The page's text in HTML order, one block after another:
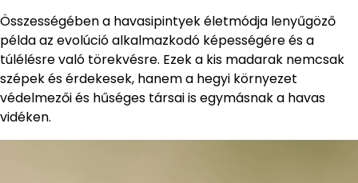
Összességében a havasipintyek életmódja lenyűgöző
példa az evolúció alkalmazkodó képességére és a
túlélésre való törekvésre. Ezek a kis madarak nemcsak
szépek és érdekesek, hanem a hegyi környezet
védelmezői és hűséges társai is egymásnak a havas
vidéken.